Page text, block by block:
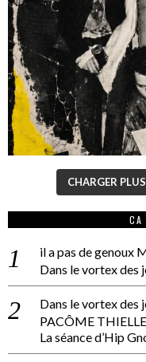
CHARGER PLUS
CA
il a pas de genoux
Dans le vortex des
Dans le vortex des
PACÔME
La séance d’Hip